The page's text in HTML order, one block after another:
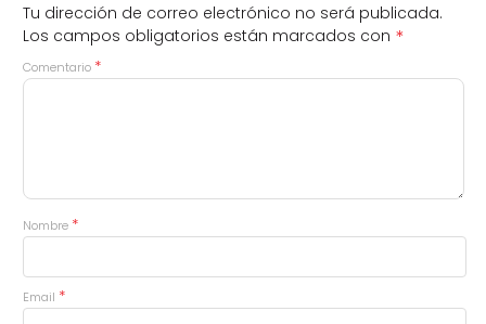
Tu dirección de correo electrónico no será publicada.
Los campos obligatorios están marcados con *
Comentario *
Nombre *
Email *